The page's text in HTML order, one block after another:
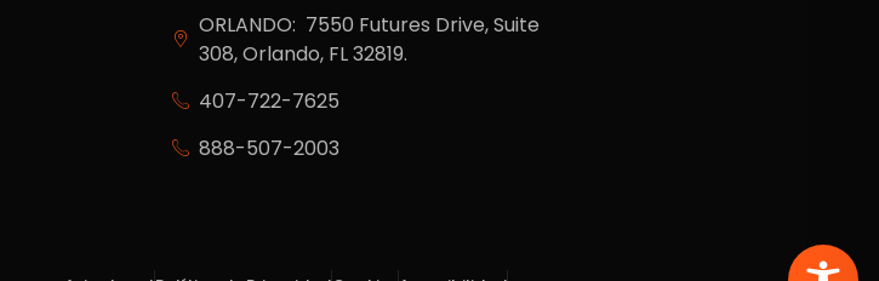
ORLANDO: 7550 Futures Drive, Suite
308, Orlando, FL 32819.
407-722-7625
888-507-2003